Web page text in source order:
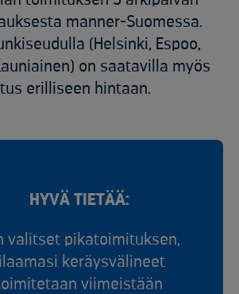
manner-Suomessa.
(Helsinki, Espoo,
on saatavilla myös
erilliseen hintaan.
HYVÄ TIETÄÄ:
valitset pikatoimituksen,
keräysvälineet
viimeistään